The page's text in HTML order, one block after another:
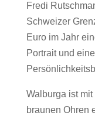
Fredi
Schweizer
Euro im Jahr
Portrait und
Walburga ist
braunen Ohren